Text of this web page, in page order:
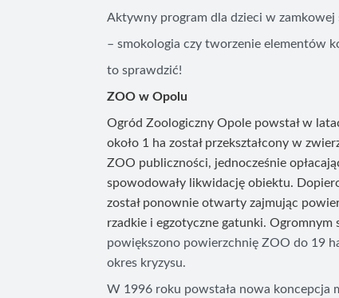
Aktywny program dla dzieci w
– smokologia czy tworzenie elementów
to sprawdzić!
ZOO w Opolu
Ogród Zoologiczny Opole powstał w
około 1 ha został przekształcony w
ZOO publiczności, jednocześnie
spowodowały likwidację obiektu.
został ponownie otwarty zajmując
rzadkie i egzotyczne gatunki. Ogromnym
powiększono powierzchnię ZOO do 19
okres kryzysu.
W 1996 roku powstała nowa koncepcja